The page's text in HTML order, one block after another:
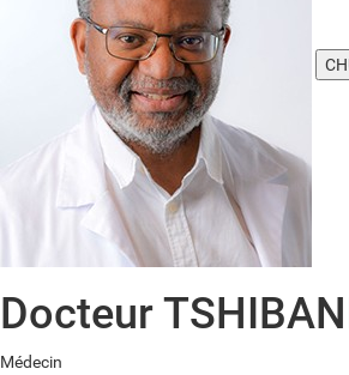
Docteur
Médecin